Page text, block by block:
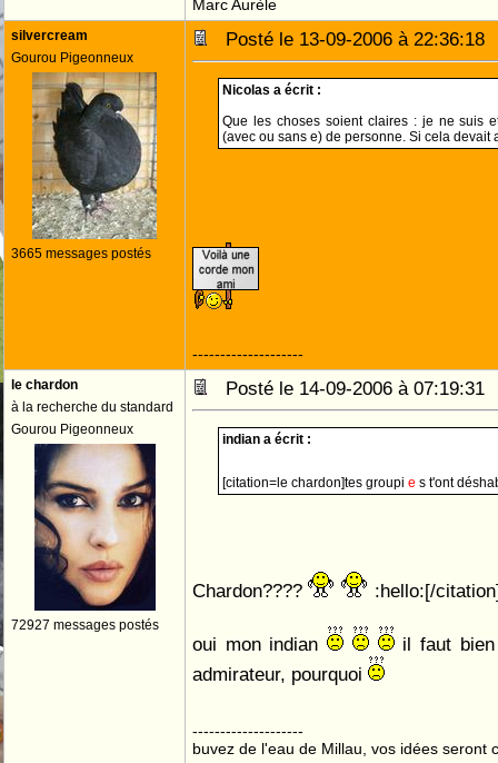
Marc Aurèle
silvercream
Gourou Pigeonneux
3665 messages postés
Posté le 13-09-2006 à
Nicolas a écrit :
Que les choses soient claires : je ne suis
(avec ou sans e) de personne. Si cela devait
--------------------
le chardon
à la recherche du standard
Gourou Pigeonneux
72927 messages postés
Posté le 14-09-2006 à
indian a écrit :
[citation=le chardon]tes groupi e s t'ont
Chardon???? :hello:[/
oui mon indian
il faut bien
admirateur, pourquoi
--------------------
buvez de l'eau de Millau, vos idées seront